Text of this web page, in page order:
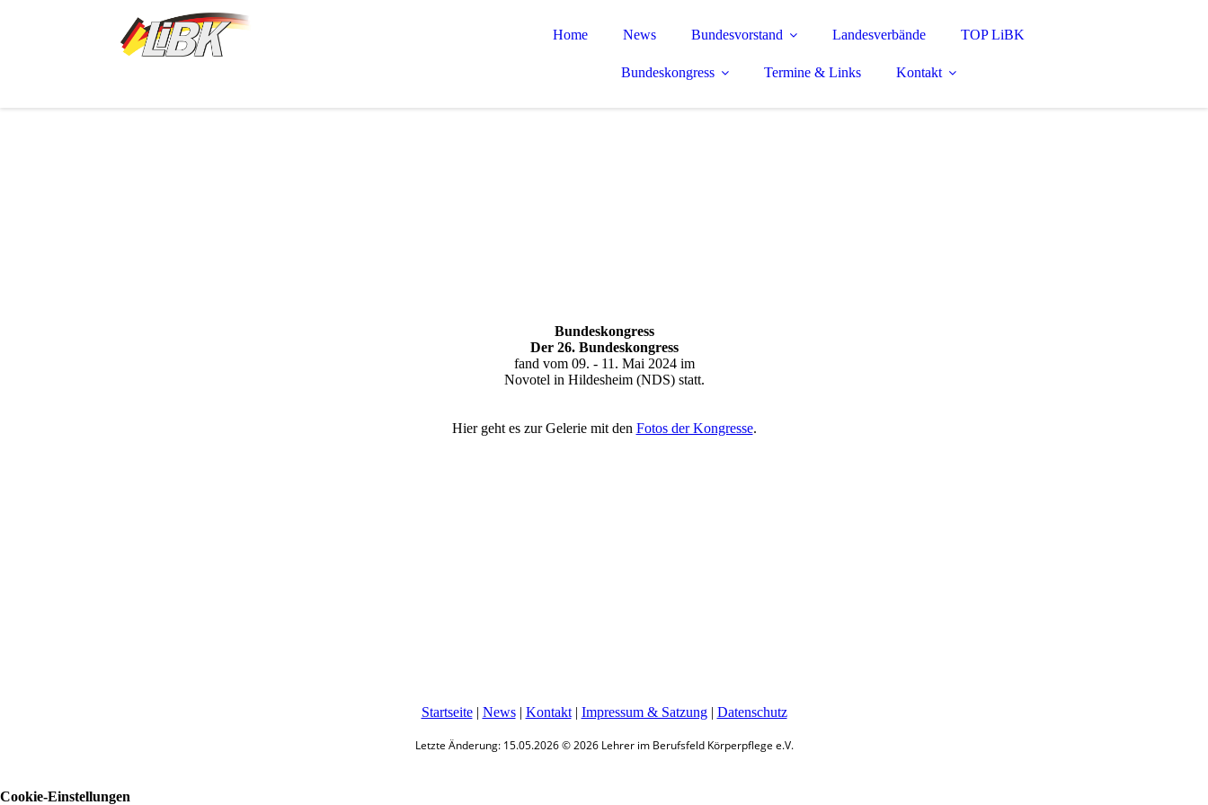
Home News Bundesvorstand Landesverbände TOP LiBK
Bundeskongress Termine & Links Kontakt
Bundes­kongress
Der 26. Bundeskongress
fand vom 09. - 11. Mai 2024 im
Novotel in Hildesheim (NDS) statt.
Hier geht es zur Gelerie mit den Fotos der Kongresse.
Startseite| News| Kontakt| Impressum & Satzung| Datenschutz
Letzte Änderung: 15.05.2026 © 2026 Lehrer im Berufsfeld Körperpflege e.V.
Cookie-Einstellungen